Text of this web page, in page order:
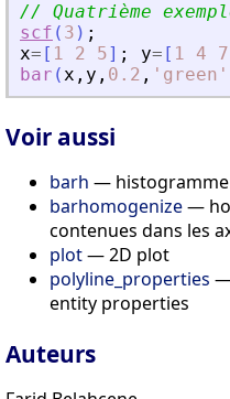
// Quatrième
scf ( 3 ) ;
x= [ 1 2 5] ; y= [ 1 4 7
bar (x , y , 0.2 , ' green '
Voir aussi
barh —
barhomogenize—
contenues dans les
plot— 2D plot
polyline_properties —
entity properties
Auteurs